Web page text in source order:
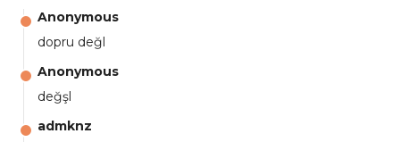
Anonymous
dopru değl
Anonymous
değşl
admknz